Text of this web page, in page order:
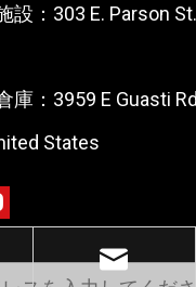
設：303 E. Parson
庫：3959 E Guasti
States